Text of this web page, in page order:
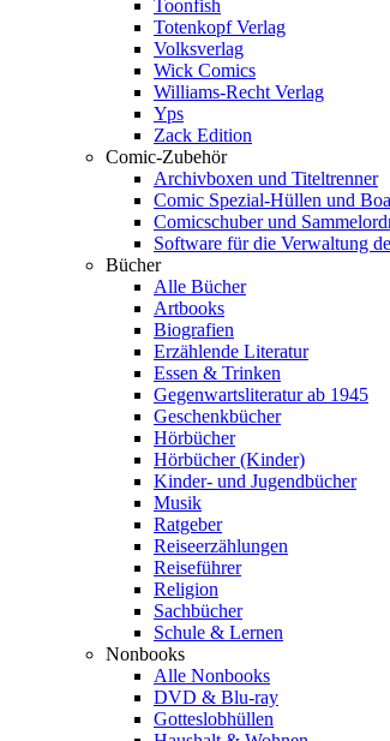
Toonfish
Totenkopf Verlag
Volksverlag
Wick Comics
Williams-Recht Verlag
Yps
Zack Edition
Comic-Zubehör
Archivboxen und Titeltrenner
Comic Spezial-Hüllen und
Comicschuber und
Software für die Verwaltung
Bücher
Alle Bücher
Artbooks
Biografien
Erzählende Literatur
Essen & Trinken
Gegenwartsliteratur ab 1945
Geschenkbücher
Hörbücher
Hörbücher (Kinder)
Kinder- und Jugendbücher
Musik
Ratgeber
Reiseerzählungen
Reiseführer
Religion
Sachbücher
Schule & Lernen
Nonbooks
Alle Nonbooks
DVD & Blu-ray
Gotteslobhüllen